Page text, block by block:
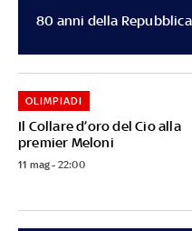
80 anni della
Il Collare d’oro del Cio alla
premier Meloni
OLIMPIADI
11 mag - 22:00